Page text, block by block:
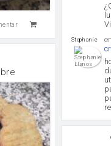
Stephanie en